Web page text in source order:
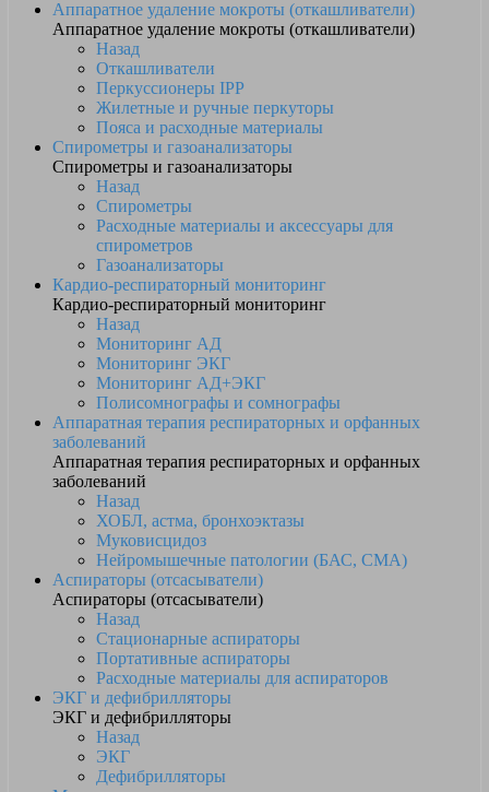
Аппаратное удаление мокроты (откашливатели)
Аппаратное удаление мокроты (откашливатели)
Назад
Откашливатели
Перкуссионеры IPP
Жилетные и ручные перкуторы
Пояса и расходные материалы
Спирометры и газоанализаторы
Спирометры и газоанализаторы
Назад
Спирометры
Расходные материалы и аксессуары для
спирометров
Газоанализаторы
Кардио-респираторный мониторинг
Кардио-респираторный мониторинг
Назад
Мониторинг АД
Мониторинг ЭКГ
Мониторинг АД+ЭКГ
Полисомнографы и сомнографы
Аппаратная терапия респираторных и орфанных
заболеваний
Аппаратная терапия респираторных и орфанных
заболеваний
Назад
ХОБЛ, астма, бронхоэктазы
Муковисцидоз
Нейромышечные патологии (БАС, СМА)
Аспираторы (отсасыватели)
Аспираторы (отсасыватели)
Назад
Стационарные аспираторы
Портативные аспираторы
Расходные материалы для аспираторов
ЭКГ и дефибрилляторы
ЭКГ и дефибрилляторы
Назад
ЭКГ
Дефибрилляторы